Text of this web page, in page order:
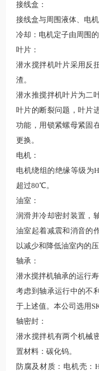
接线盒：
接线盒与周围液体、电
冷却：电机定子由周围的
叶片：
潜水搅拌机叶片采用反
渣。
潜水推搅拌机叶片为二
叶片的断裂问题，叶片
功能，用锁紧螺母紧固
更换。
电机：
电机绕组的绝缘等级为
超过80℃。
油室：
润滑并冷却密封装置，
油室起着减震和消音的
以减少和降低油室内的压
轴承：
潜水搅拌机轴承的运行
考虑到轴承运行中的不
于上述值。本公司选用
轴密封：
潜水搅拌机有两个机械
置材料：碳化钨。
防腐及材质：电机壳：